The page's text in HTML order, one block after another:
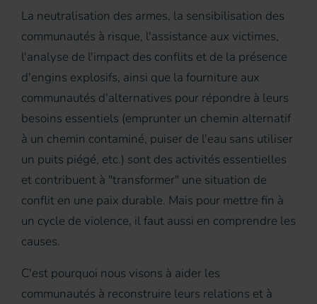
La neutralisation des armes, la sensibilisation des
communautés à risque, l'assistance aux victimes,
l'analyse de l'impact des conflits et de la présence
d'engins explosifs, ainsi que la fourniture aux
communautés d'alternatives pour répondre à leurs
besoins essentiels (emprunter un chemin alternatif
à un chemin contaminé, puiser de l'eau sans utiliser
un puits piégé, etc.) sont des activités essentielles
et contribuent à "transformer" une situation de
conflit en une paix durable. Mais pour mettre fin à
un cycle de violence, il faut aussi en comprendre les
causes.
C'est pourquoi nous visons à aider les
communautés à reconstruire leurs relations et à